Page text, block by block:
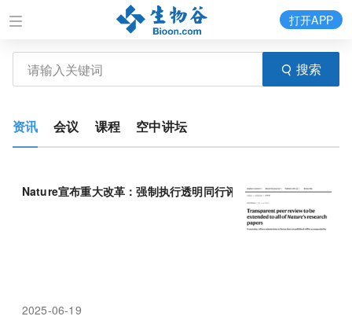
搜索
打开APP
资讯 会议 课程 空中讲坛
Nature宣布重大改革：强制执行透明同行评审政策，公开审稿报告
2025-06-19